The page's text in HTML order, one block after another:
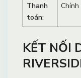
Thanh
toán:
KẾT NỐI